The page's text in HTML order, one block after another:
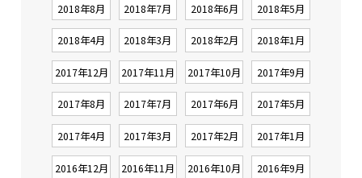
2018年8月 2018年7月 2018年6月 2018年5月
2018年4月 2018年3月 2018年2月 2018年1月
2017年12月 2017年11月 2017年10月 2017年9月
2017年8月 2017年7月 2017年6月 2017年5月
2017年4月 2017年3月 2017年2月 2017年1月
2016年12月 2016年11月 2016年10月 2016年9月